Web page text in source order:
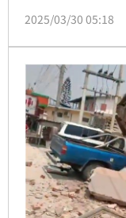
更驚傳，大地震
2025/03/30 05:18